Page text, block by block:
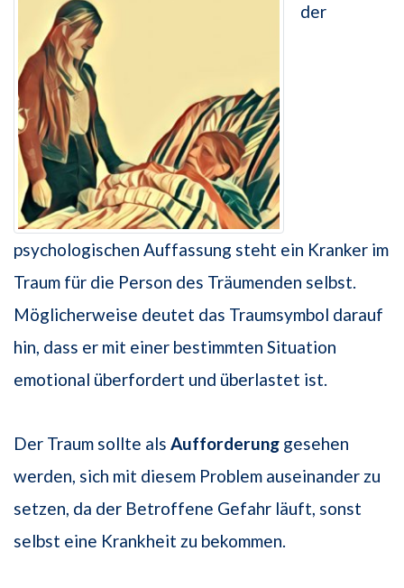
der
psychologischen Auffassung steht ein Kranker im
Traum für die Person des Träumenden selbst.
Möglicherweise deutet das Traumsymbol darauf
hin, dass er mit einer bestimmten Situation
emotional überfordert und überlastet ist.
Der Traum sollte als Aufforderung gesehen
werden, sich mit diesem Problem auseinander zu
setzen, da der Betroffene Gefahr läuft, sonst
selbst eine Krankheit zu bekommen.